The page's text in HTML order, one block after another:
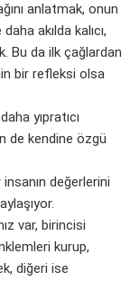
anlatmak, onun
akılda kalıcı,
Bu da ilk çağlardan
bir refleksi olsa
yıpratıcı
de kendine özgü
değerlerini
var, birincisi
kurup,
diğeri ise